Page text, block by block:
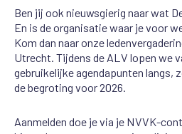
Ben jij ook nieuwsgierig naar wat
En is de organisatie waar je voor
Kom dan naar onze
Utrecht. Tijdens de ALV lopen we
gebruikelijke agendapunten langs,
de begroting voor 2026.
Aanmelden doe je via je NVVK-